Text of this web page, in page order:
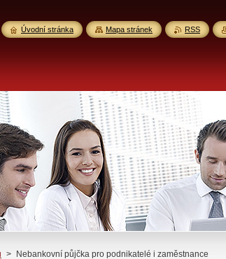
> Nebankovní půjčka pro podnikatelé i zaměstnance
Úvodní stránka Mapa stránek RSS